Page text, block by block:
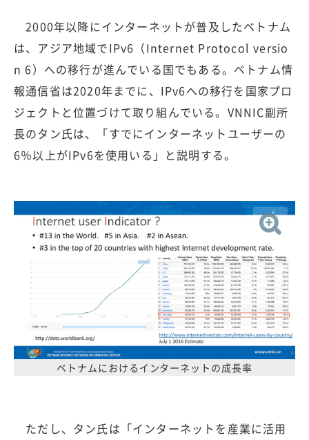
2000年以降にインターネットが普及したベトナム
は、アジア地域でIPv6（Internet Protocol versio
n 6）への移行が進んでいる国でもある。ベトナム情
報通信省は2020年までに、IPv6への移行を国家プロ
ジェクトと位置づけて取り組んでいる。VNNIC副所
長のタン氏は、「すでにインターネットユーザーの
6％以上がIPv6を使用いる」と説明する。
ベトナムにおけるインターネットの成長率
ただし、タン氏は「インターネットを産業に活用